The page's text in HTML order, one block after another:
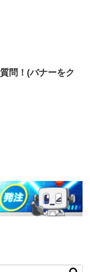
問！ (バナーをク